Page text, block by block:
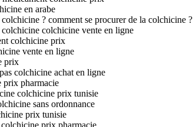
en arabe
? comment se procurer de la colchicine ?
colchicine vente en ligne
colchicine prix
vente en ligne
prix
colchicine achat en ligne
prix pharmacie
colchicine prix tunisie
sans ordonnance
prix tunisie
prix pharmacie